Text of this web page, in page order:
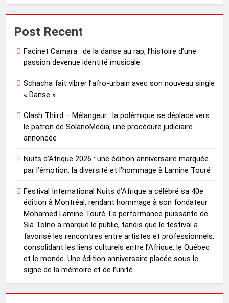
Post Recent
Facinet Camara : de la danse au rap, l’histoire d’une
passion devenue identité musicale.
Schacha fait vibrer l’afro-urbain avec son nouveau single
« Danse »
Clash Thiird – Mélangeur : la polémique se déplace vers
le patron de SolanoMedia, une procédure judiciaire
annoncée
Nuits d’Afrique 2026 : une édition anniversaire marquée
par l’émotion, la diversité et l’hommage à Lamine Touré
Festival International Nuits d’Afrique a célébré sa 40e
édition à Montréal, rendant hommage à son fondateur
Mohamed Lamine Touré. La performance puissante de
Sia Tolno a marqué le public, tandis que le festival a
favorisé les rencontres entre artistes et professionnels,
consolidant les liens culturels entre l’Afrique, le Québec
et le monde. Une édition anniversaire placée sous le
signe de la mémoire et de l’unité.